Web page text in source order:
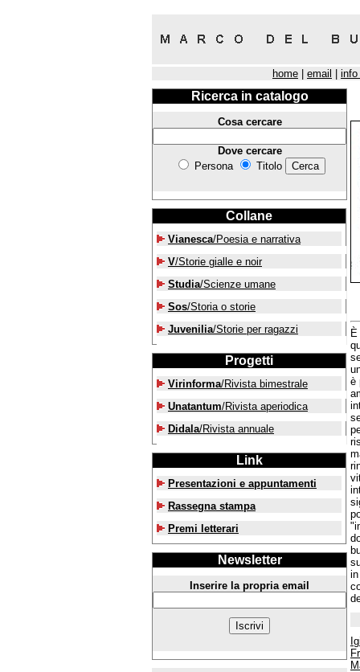
home email info
Ricerca in catalogo
Cosa cercare
Dove cercare
Persona
Titolo
Collane
Vianesca/Poesia e narrativa
V/Storie gialle e noir
Studia/Scienze umane
Sos/Storia o storie
Juvenilia/Storie per ragazzi
Progetti
Virinforma/Rivista bimestrale
Unatantum/Rivista aperiodica
Didala/Rivista annuale
Link
Presentazioni e appuntamenti
Rassegna stampa
Premi letterari
Newsletter
Inserire la propria email
è